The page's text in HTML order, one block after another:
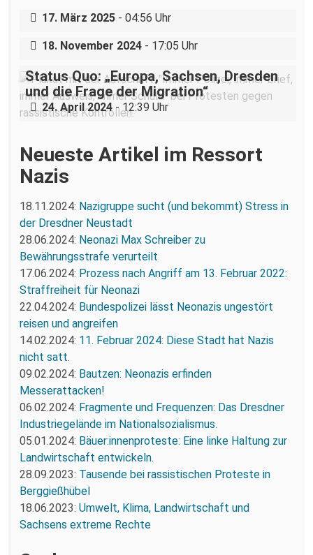
17. März 2025 - 04:56 Uhr
Nazigruppe sucht (und bekommt) Stress
18. November 2024 - 17:05 Uhr
Status Quo: „Europa, Sachsen, Dresden
und die Frage der Migration“
24. April 2024 - 12:39 Uhr
Neueste Artikel im Ressort
Nazis
18.11.2024: Nazigruppe sucht (und bekommt) Stress in
der Dresdner Neustadt
28.06.2024: Neonazi Max Schreiber zu
Bewährungsstrafe verurteilt
17.06.2024: Prozess nach Angriff am 13. Februar 2022:
Straffreiheit für Neonazi
22.04.2024: Bundespolizei lässt Neonazis ungestört
reisen und angreifen
14.02.2024: 11. Februar 2024: Diese Stadt hat Nazis
nicht satt.
09.02.2024: Bautzen: Neonazis erfinden
Messerattacken!
06.02.2024: Fragmente und Frequenzen: Das Dresdner
Industriegelände im Nationalsozialismus.
05.01.2024: Bäuer:innenproteste: Eine linke Haltung zur
Landwirtschaft entwickeln.
28.09.2023: Tausende bei rassistischen Proteste in
Berggießhübel
18.06.2023: Umwelt, Klima, Landwirtschaft und
Sachsens extreme Rechte